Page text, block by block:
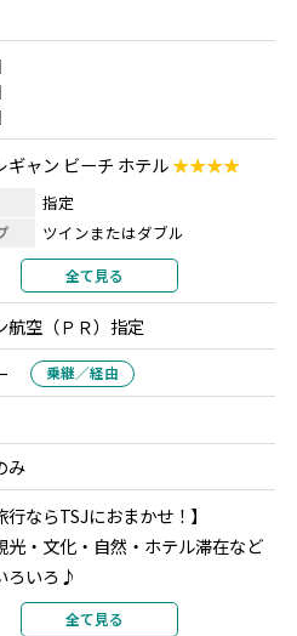
チでのシーフードBBQディナ
ルン」でのナシゴレンポーク
クタ・ウブド・ウルワツ
」でのバビグリン+ビンタン
約
トラガシンハ トロピカルリバ
ングランチ1回
リオーキッドスパ」でのマッ
ンピンスキーバリ」でのアフ
始は利用不可
・Fプランはご利用いただけ
ポーツ1種＆ランチ付き
キッドスパでの60分マッサー
ギャン ビーチ ホテル★★★★
指定
ツインまたはダブル
2名1室利用
リ
デラックスルーム
全て見る
航空（ＰＲ）指定
乗継／経由
み
行ならTSJにおまかせ！】
光・文化・自然・ホテル滞在など
ろいろ♪
ブドの異なる雰囲気の2エリアに滞
全て見る